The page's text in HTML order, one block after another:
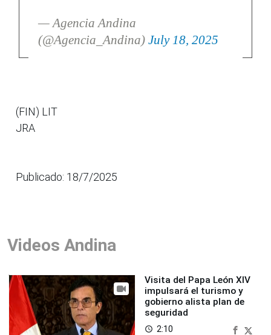
— Agencia Andina
(@Agencia_Andina) July 18, 2025
(FIN) LIT
JRA
Publicado: 18/7/2025
Videos Andina
Visita del Papa León XIV
impulsará el turismo y
gobierno alista plan de
seguridad
access_time 2:10